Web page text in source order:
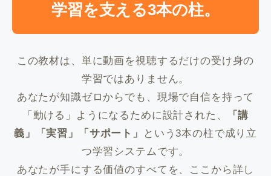
学習を支える3本の柱。
この教材は、単に動画を視聴するだけの受け身の
学習ではありません。
あなたが知識ゼロからでも、現場で自信を持って
「動ける」ようになるために設計された、
「講
義」「実習」「サポート」
という3本の柱で成り立
つ学習システムです。
あなたが手にする価値のすべてを、ここから詳し